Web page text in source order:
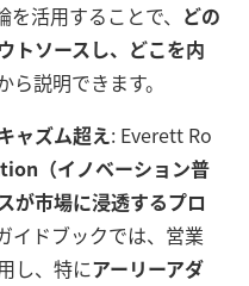
活用することで、 どの
トソースし、どこを内
ら説明できます。
ャズム超え: Everett Ro
（イノベーション普
が市場に浸透するプロ
イドブックでは、営業
し、特にアーリーアダ